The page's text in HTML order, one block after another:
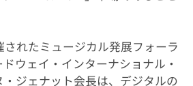
れたミュージカル発展フォーラ
ウェイ・インターナショナル・
ジェナット会長は、デジタルの